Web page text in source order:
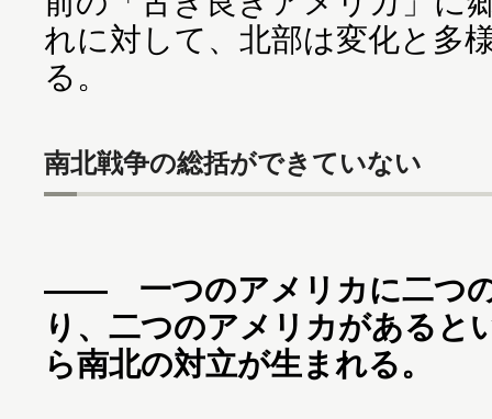
れに対して、北部は変化と多
る。
南北戦争の総括ができていない
―― 一つのアメリカに二つ
り、二つのアメリカがあると
ら南北の対立が生まれる。